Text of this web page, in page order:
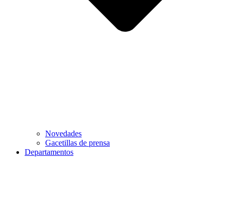
Novedades
Gacetillas de prensa
Departamentos